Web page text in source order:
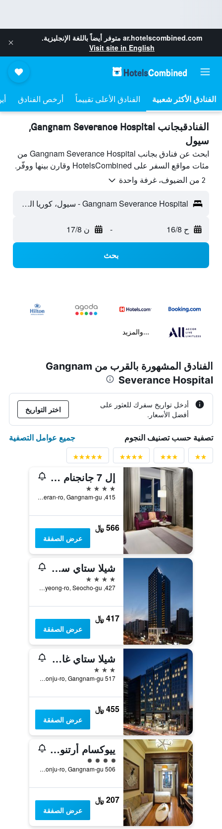
ar.hotelscombined.com متوفر أيضاً باللغة الإنجليزية.
Visit site in English
الفنادق الأعلى تقييماً أرخص الفنادق
الفنادقبجانب Gangnam Severance Hospital,
سيول
ابحث عن فنادق بجانب Gangnam Severance Hospital من
مئات مواقع السفر على HotelsCombined وقارن بينها ووفّر.
2 من الضيوف، غرفة واحدة
Gangnam Severance Hospital - سيول، كوريا الجنوبية
ح 16/8 - ن 17/8
بحث
...والمزيد
الفنادق المشهورة بالقرب من Gangnam
Severance Hospital
أدخل تواريخ سفرك للعثور على
أفضل الأسعار.
اختر التواريخ
تصفية حسب تصنيف النجوم جميع عوامل التصفية
إل 7 جانجنام باي لوت هوتلز
4 نجوم
415, Teheran-ro, Gangnam-gu, سيول, كوريا الجنوبية
566 ﷼
عرض الصفقة
شيلا ستاي سيوتشو جاننام ستيشن
4 نجوم
427, Hyoryeong-ro, Seocho-gu, سيول, كوريا الجنوبية
417 ﷼
عرض الصفقة
شيلا ستاي غانغنام ييوكسام
3 نجوم
517 Eonju-ro, Gangnam-gu, سيول, كوريا الجنوبية
455 ﷼
عرض الصفقة
ييوكسام أرتنوفيو سيتي هوتل آند ريزيدنس
تقييم فئة 4
506 Eonju-ro, Gangnam-gu, سيول, كوريا الجنوبية
207 ﷼
عرض الصفقة